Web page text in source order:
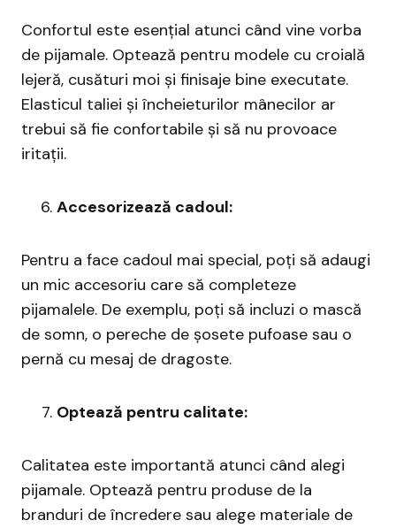
Confortul este esențial atunci când vine vorba
de pijamale. Optează pentru modele cu croială
lejeră, cusături moi și finisaje bine executate.
Elasticul taliei și încheieturilor mânecilor ar
trebui să fie confortabile și să nu provoace
iritații.
Accesorizează cadoul:
Pentru a face cadoul mai special, poți să adaugi
un mic accesoriu care să completeze
pijamalele. De exemplu, poți să incluzi o mască
de somn, o pereche de șosete pufoase sau o
pernă cu mesaj de dragoste.
Optează pentru calitate:
Calitatea este importantă atunci când alegi
pijamale. Optează pentru produse de la
branduri de încredere sau alege materiale de